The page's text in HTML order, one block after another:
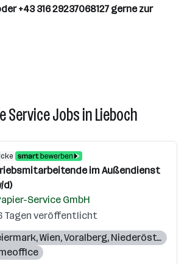
+43 316 29237068127 gerne zur
Service Jobs in Lieboch
im Außendienst
d)
Service GmbH
Tagen veröffentlicht
,Wien,Voralberg, Niederösterreich